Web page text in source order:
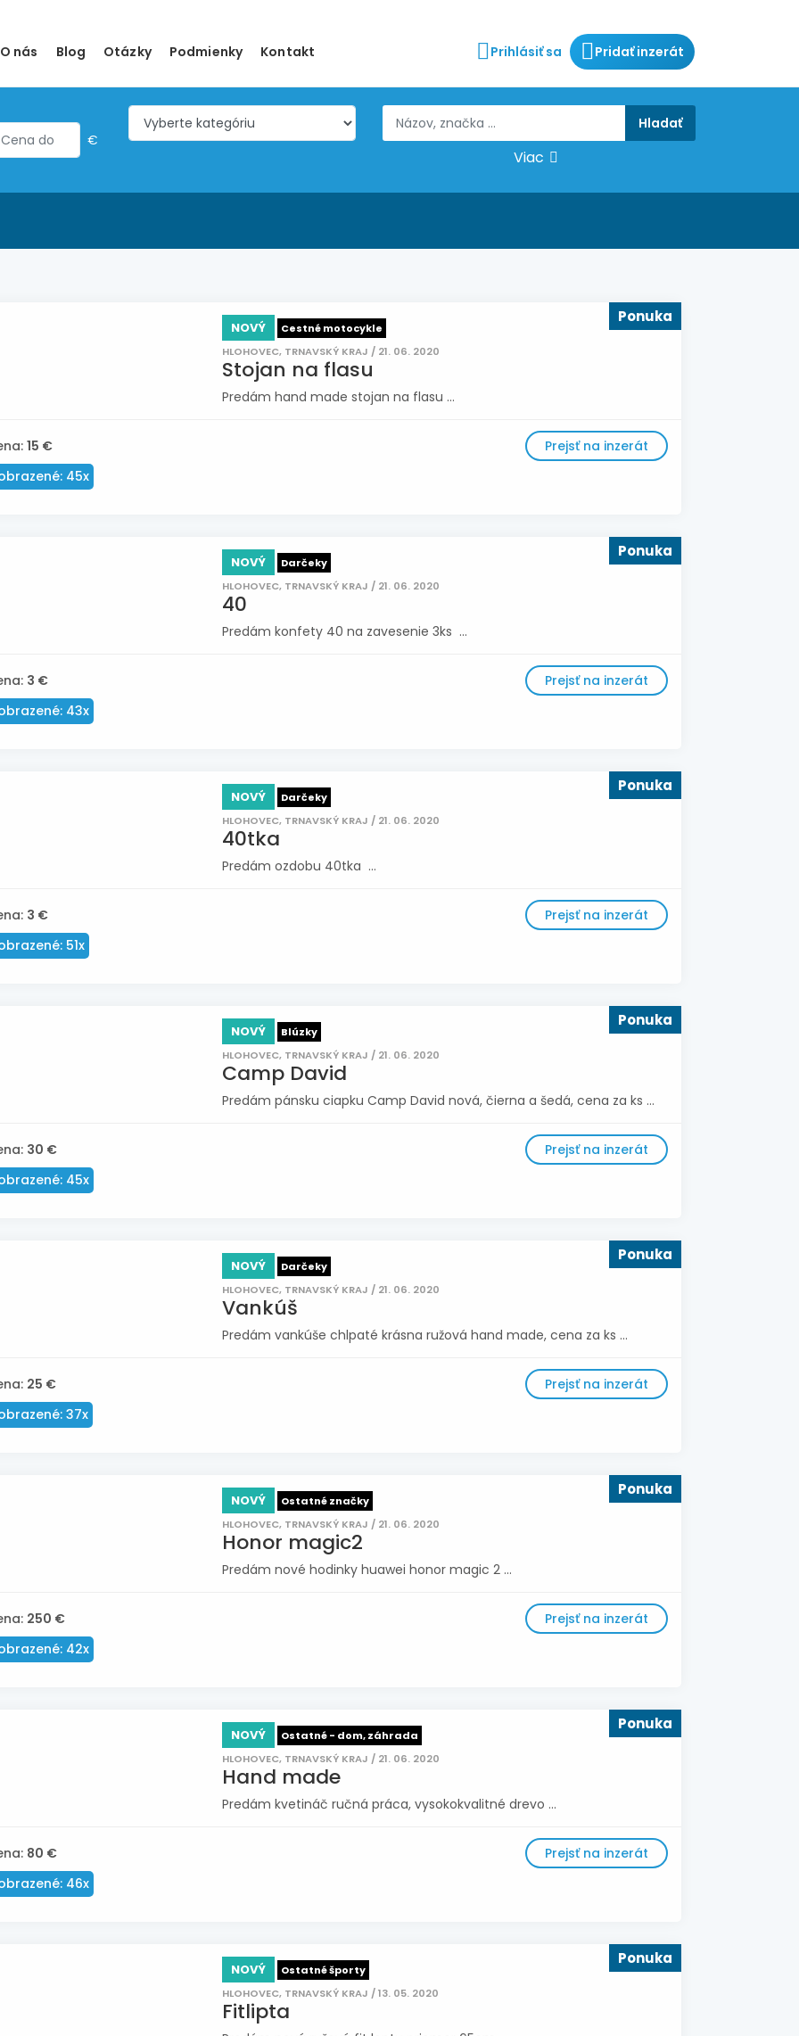
O nás Blog Otázky Podmienky Kontakt Prihlásiť sa Pridať inzerát
€
Viac
Ponuka
NOVÝ
Cestné motocykle
HLOHOVEC, TRNAVSKÝ KRAJ / 21. 06. 2020
Stojan na flasu
Predám hand made stojan na flasu ...
15 €
45x
Prejsť na inzerát
Ponuka
NOVÝ
Darčeky
HLOHOVEC, TRNAVSKÝ KRAJ / 21. 06. 2020
40
Predám konfety 40 na zavesenie 3ks ...
3 €
43x
Prejsť na inzerát
Ponuka
NOVÝ
Darčeky
HLOHOVEC, TRNAVSKÝ KRAJ / 21. 06. 2020
40tka
Predám ozdobu 40tka ...
3 €
51x
Prejsť na inzerát
Ponuka
NOVÝ
Blúzky
HLOHOVEC, TRNAVSKÝ KRAJ / 21. 06. 2020
Camp David
Predám pánsku ciapku Camp David nová, čierna a šedá, cena za ks ...
30 €
45x
Prejsť na inzerát
Ponuka
NOVÝ
Darčeky
HLOHOVEC, TRNAVSKÝ KRAJ / 21. 06. 2020
Vankúš
Predám vankúše chlpaté krásna ružová hand made, cena za ks ...
25 €
37x
Prejsť na inzerát
Ponuka
NOVÝ
Ostatné značky
HLOHOVEC, TRNAVSKÝ KRAJ / 21. 06. 2020
Honor magic2
Predám nové hodinky huawei honor magic 2 ...
250 €
42x
Prejsť na inzerát
Ponuka
NOVÝ
Ostatné - dom, záhrada
HLOHOVEC, TRNAVSKÝ KRAJ / 21. 06. 2020
Hand made
Predám kvetináč ručná práca, vysokokvalitné drevo ...
80 €
46x
Prejsť na inzerát
Ponuka
NOVÝ
Ostatné športy
HLOHOVEC, TRNAVSKÝ KRAJ / 13. 05. 2020
Fitlipta